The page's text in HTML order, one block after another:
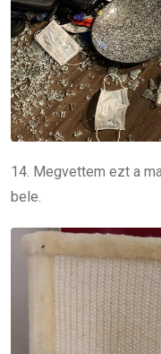
14. Megvettem ezt a
bele.